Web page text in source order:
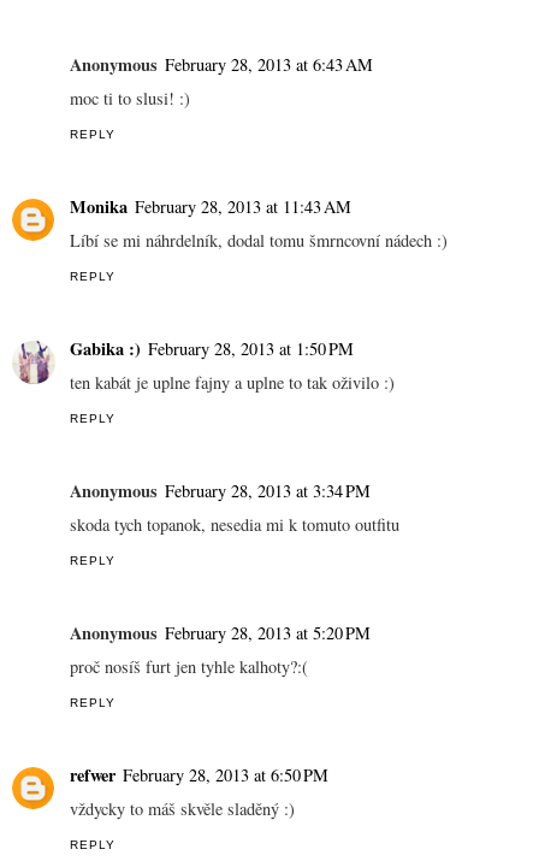
Anonymous February 28, 2013 at 6:43 AM
moc ti to slusi! :)
REPLY
Monika February 28, 2013 at 11:43 AM
Líbí se mi náhrdelník, dodal tomu šmrncovní nádech :)
REPLY
Gabika :) February 28, 2013 at 1:50 PM
ten kabát je uplne fajny a uplne to tak oživilo :)
REPLY
Anonymous February 28, 2013 at 3:34 PM
skoda tych topanok, nesedia mi k tomuto outfitu
REPLY
Anonymous February 28, 2013 at 5:20 PM
proč nosíš furt jen tyhle kalhoty?:(
REPLY
refwer February 28, 2013 at 6:50 PM
vždycky to máš skvěle sladěný :)
REPLY